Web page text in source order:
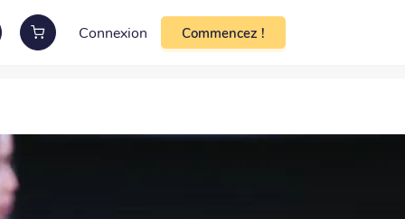
Connexion Commencez !